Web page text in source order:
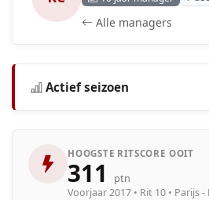
Alle managers
Actief seizoen
HOOGSTE RITSCORE OOIT
311 ptn
Voorjaar 2017 • Rit 10 • Parijs